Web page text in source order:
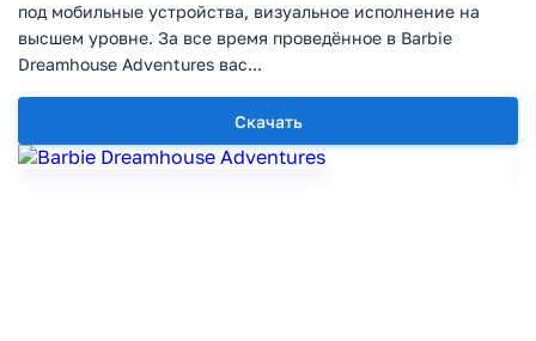
Скачать
под мобильные устройства, визуальное исполнение на
высшем уровне. За все время проведённое в Barbie
Dreamhouse Adventures вас...